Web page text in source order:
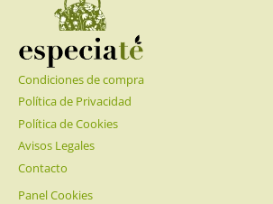
Condiciones de compra
Política de Privacidad
Política de Cookies
Avisos Legales
Contacto
Panel Cookies